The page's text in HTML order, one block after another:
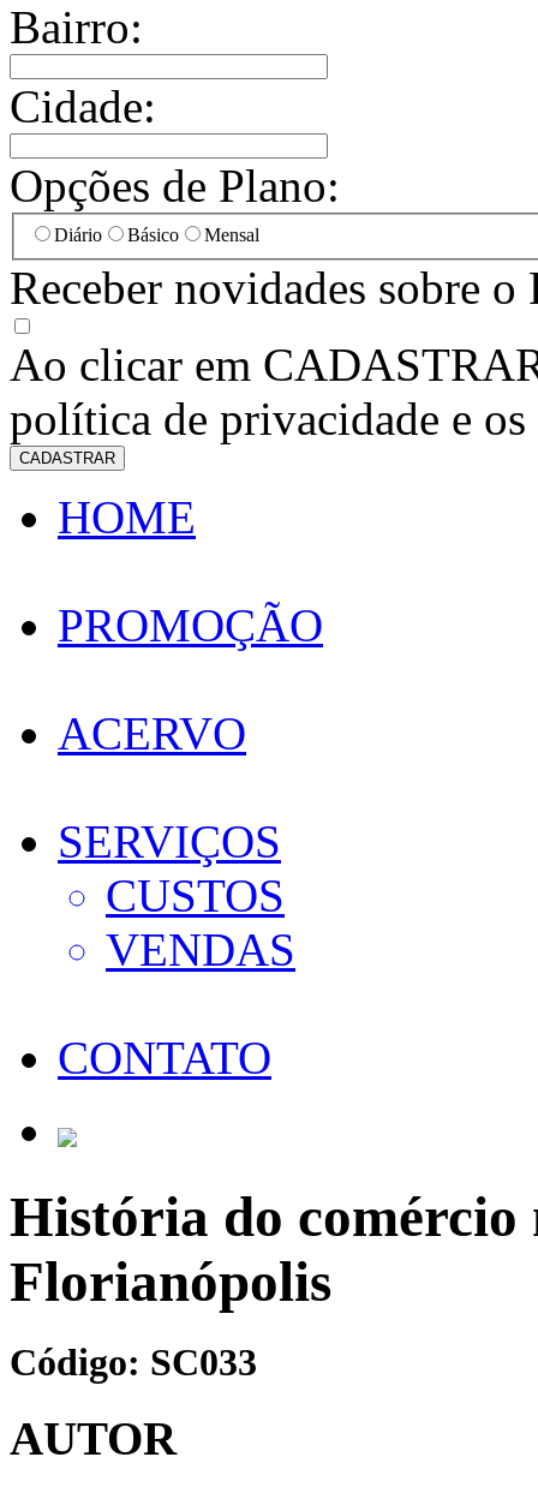
Bairro:
Cidade:
Opções de Plano:
Diário Básico Mensal
Receber novidades sobre
Ao clicar em
política de privacidade e os
CADASTRAR
HOME
PROMOÇÃO
ACERVO
SERVIÇOS
CUSTOS
VENDAS
CONTATO
História do
Florianópolis
Código: SC033
AUTOR